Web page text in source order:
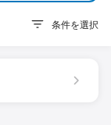
条件を選択